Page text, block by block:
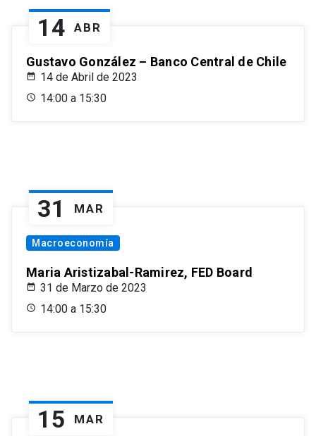
14 ABR
Gustavo González – Banco Central de Chile
14 de Abril de 2023
14:00 a 15:30
31 MAR
Macroeconomía
Maria Aristizabal-Ramirez, FED Board
31 de Marzo de 2023
14:00 a 15:30
15 MAR